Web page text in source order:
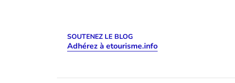
SOUTENEZ LE BLOG
Adhérez à etourisme.info